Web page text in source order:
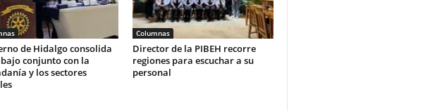
de Hidalgo consolida
conjunto con la
y los sectores
Columnas
Director de la PIBEH recorre
regiones para escuchar a su
personal